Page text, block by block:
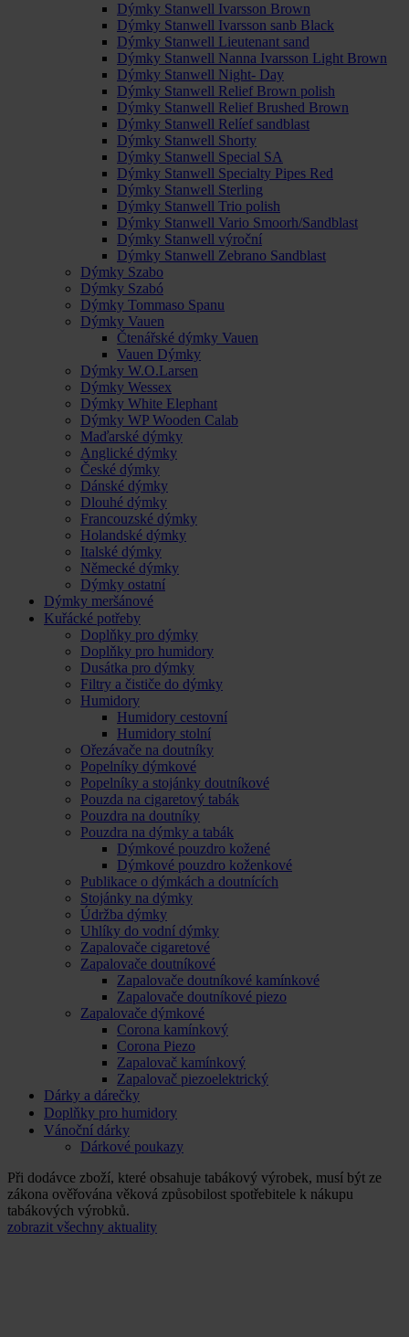
Dýmky Stanwell Ivarsson Brown
Dýmky Stanwell Ivarsson sanb Black
Dýmky Stanwell Lieutenant sand
Dýmky Stanwell Nanna Ivarsson Light Brown
Dýmky Stanwell Night- Day
Dýmky Stanwell Relief Brown polish
Dýmky Stanwell Relief Brushed Brown
Dýmky Stanwell Relíef sandblast
Dýmky Stanwell Shorty
Dýmky Stanwell Special SA
Dýmky Stanwell Specialty Pipes Red
Dýmky Stanwell Sterling
Dýmky Stanwell Trio polish
Dýmky Stanwell Vario Smoorh/Sandblast
Dýmky Stanwell výroční
Dýmky Stanwell Zebrano Sandblast
Dýmky Szabo
Dýmky Szabó
Dýmky Tommaso Spanu
Dýmky Vauen
Čtenářské dýmky Vauen
Vauen Dýmky
Dýmky W.O.Larsen
Dýmky Wessex
Dýmky White Elephant
Dýmky WP Wooden Calab
Maďarské dýmky
Anglické dýmky
České dýmky
Dánské dýmky
Dlouhé dýmky
Francouzské dýmky
Holandské dýmky
Italské dýmky
Německé dýmky
Dýmky ostatní
Dýmky meršánové
Kuřácké potřeby
Doplňky pro dýmky
Doplňky pro humidory
Dusátka pro dýmky
Filtry a čističe do dýmky
Humidory
Humidory cestovní
Humidory stolní
Ořezávače na doutníky
Popelníky dýmkové
Popelníky a stojánky doutníkové
Pouzda na cigaretový tabák
Pouzdra na doutníky
Pouzdra na dýmky a tabák
Dýmkové pouzdro kožené
Dýmkové pouzdro koženkové
Publikace o dýmkách a doutnících
Stojánky na dýmky
Údržba dýmky
Uhlíky do vodní dýmky
Zapalovače cigaretové
Zapalovače doutníkové
Zapalovače doutníkové kamínkové
Zapalovače doutníkové piezo
Zapalovače dýmkové
Corona kamínkový
Corona Piezo
Zapalovač kamínkový
Zapalovač piezoelektrický
Dárky a dárečky
Doplňky pro humidory
Vánoční dárky
Dárkové poukazy
Při dodávce zboží, které obsahuje tabákový výrobek, musí být ze
zákona ověřována věková způsobilost spotřebitele k nákupu
tabákových výrobků.
zobrazit všechny aktuality